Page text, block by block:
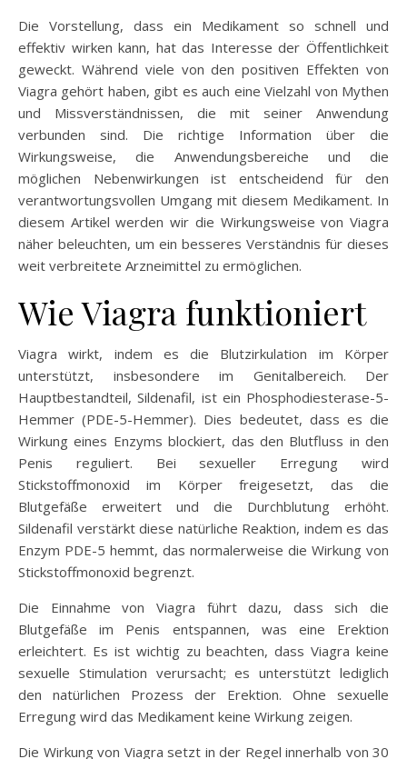
Die Vorstellung, dass ein Medikament so schnell und
effektiv wirken kann, hat das Interesse der Öffentlichkeit
geweckt. Während viele von den positiven Effekten von
Viagra gehört haben, gibt es auch eine Vielzahl von Mythen
und Missverständnissen, die mit seiner Anwendung
verbunden sind. Die richtige Information über die
Wirkungsweise, die Anwendungsbereiche und die
möglichen Nebenwirkungen ist entscheidend für den
verantwortungsvollen Umgang mit diesem Medikament. In
diesem Artikel werden wir die Wirkungsweise von Viagra
näher beleuchten, um ein besseres Verständnis für dieses
weit verbreitete Arzneimittel zu ermöglichen.
Wie Viagra funktioniert
Viagra wirkt, indem es die Blutzirkulation im Körper
unterstützt, insbesondere im Genitalbereich. Der
Hauptbestandteil, Sildenafil, ist ein Phosphodiesterase-5-
Hemmer (PDE-5-Hemmer). Dies bedeutet, dass es die
Wirkung eines Enzyms blockiert, das den Blutfluss in den
Penis reguliert. Bei sexueller Erregung wird
Stickstoffmonoxid im Körper freigesetzt, das die
Blutgefäße erweitert und die Durchblutung erhöht.
Sildenafil verstärkt diese natürliche Reaktion, indem es das
Enzym PDE-5 hemmt, das normalerweise die Wirkung von
Stickstoffmonoxid begrenzt.
Die Einnahme von Viagra führt dazu, dass sich die
Blutgefäße im Penis entspannen, was eine Erektion
erleichtert. Es ist wichtig zu beachten, dass Viagra keine
sexuelle Stimulation verursacht; es unterstützt lediglich
den natürlichen Prozess der Erektion. Ohne sexuelle
Erregung wird das Medikament keine Wirkung zeigen.
Die Wirkung von Viagra setzt in der Regel innerhalb von 30